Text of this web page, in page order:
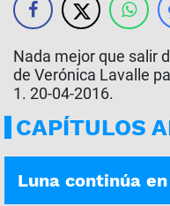
Nada mejor que salir
de Verónica Lavalle
1. 20-04-2016.
CAPÍTULOS
ASÍ ES TU DÍA | 06-08-
Luna continúa